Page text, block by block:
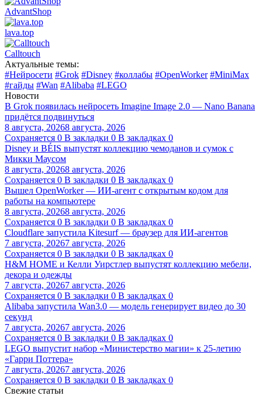
AdvantShop
lava.top
Calltouch
Актуальные темы:
#Нейросети #Grok #Disney #коллабы #OpenWorker #MiniMax
#гайды #Wan #Alibaba #LEGO
Новости
В Grok появилась нейросеть Imagine Image 2.0 — Nano Banana
придётся подвинуться
8 августа, 20268 августа, 2026
Сохраняется 0 В закладки 0 В закладках 0
Disney и BÉIS выпустят коллекцию чемоданов и сумок с
Микки Маусом
8 августа, 20268 августа, 2026
Сохраняется 0 В закладки 0 В закладках 0
Вышел OpenWorker — ИИ-агент с открытым кодом для
работы на компьютере
8 августа, 20268 августа, 2026
Сохраняется 0 В закладки 0 В закладках 0
Cloudflare запустила Kitesurf — браузер для ИИ-агентов
7 августа, 20267 августа, 2026
Сохраняется 0 В закладки 0 В закладках 0
H&M HOME и Келли Уирстлер выпустят коллекцию мебели,
декора и одежды
7 августа, 20267 августа, 2026
Сохраняется 0 В закладки 0 В закладках 0
Alibaba запустила Wan3.0 — модель генерирует видео до 30
секунд
7 августа, 20267 августа, 2026
Сохраняется 0 В закладки 0 В закладках 0
LEGO выпустит набор «Министерство магии» к 25-летию
«Гарри Поттера»
7 августа, 20267 августа, 2026
Сохраняется 0 В закладки 0 В закладках 0
Свежие статьи